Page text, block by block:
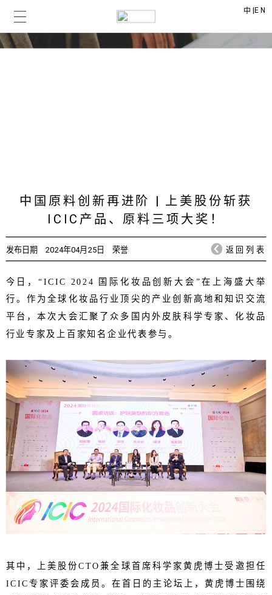
中 |EN
中国原料创新再进阶 | 上美股份斩获
ICIC产品、原料三项大奖！
发布日期 2024年04月25日 荣誉 返回列表
今日，“ICIC 2024 国际化妆品创新大会”在上海盛大举
行。作为全球化妆品行业顶尖的产业创新高地和知识交流
平台，本次大会汇聚了众多国内外皮肤科学专家、化妆品
行业专家及上百家知名企业代表参与。
其中，上美股份CTO兼全球首席科学家黄虎博士受邀担任
ICIC专家评委会成员。在首日的主论坛上，黄虎博士围绕